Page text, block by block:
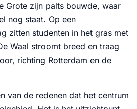
Grote zijn palts bouwde, waar
nog staat. Op een
zitten studenten in het gras met
Waal stroomt breed en traag
richting Rotterdam en de
van de redenen dat het centrum